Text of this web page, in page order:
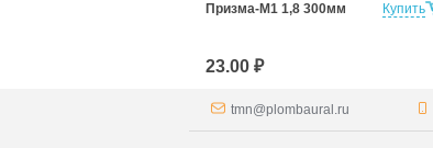
Купить
Призма-М1 1,8 300мм
23.00 ₽
tmn@plombaural.ru